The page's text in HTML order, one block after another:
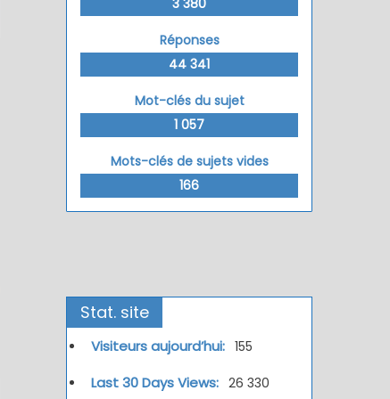
3 380
Réponses
44 341
Mot-clés du sujet
1 057
Mots-clés de sujets vides
166
Stat. site
Visiteurs aujourd’hui: 155
Last 30 Days Views: 26 330